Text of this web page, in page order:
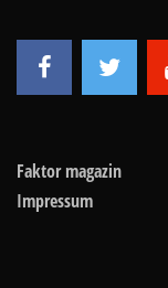
Faktor magazin
Impressum